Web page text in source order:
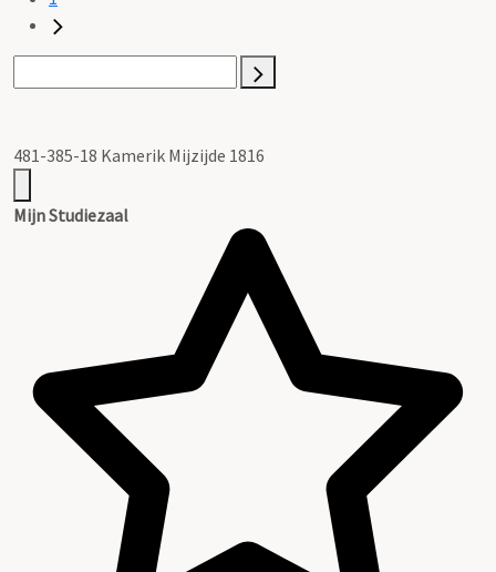
481-385-18 Kamerik Mijzijde 1816
Mijn Studiezaal